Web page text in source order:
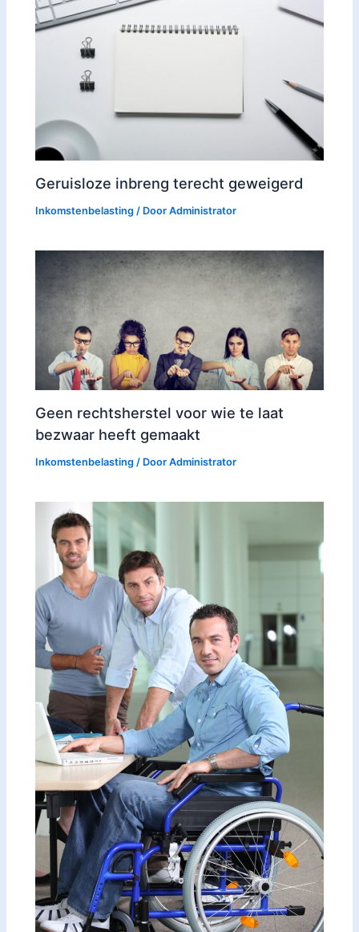
Geruisloze inbreng terecht geweigerd
Inkomstenbelasting / DoorAdministrator
Geen rechtsherstel voor wie te laat
bezwaar heeft gemaakt
Inkomstenbelasting / DoorAdministrator